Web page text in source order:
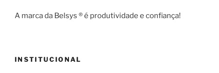
A marca da Belsys ® é produtividade e confiança!
INSTITUCIONAL